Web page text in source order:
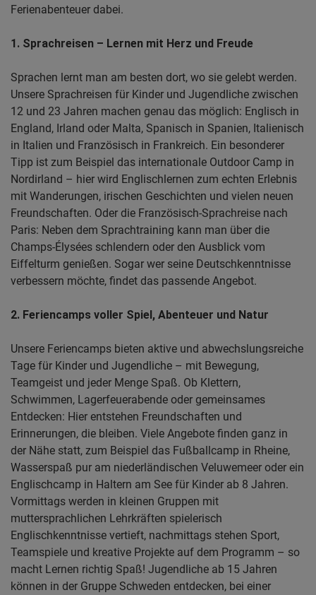
Ferienabenteuer dabei.​
1. Sprachreisen – Lernen mit Herz und Freude
Sprachen lernt man am besten dort, wo sie gelebt werden.
Unsere Sprachreisen für Kinder und Jugendliche zwischen
12 und 23 Jahren machen genau das möglich: Englisch in
England, Irland oder Malta, Spanisch in Spanien, Italienisch
in Italien und Französisch in Frankreich. Ein besonderer
Tipp ist zum Beispiel das internationale Outdoor Camp in
Nordirland – hier wird Englischlernen zum echten Erlebnis
mit Wanderungen, irischen Geschichten und vielen neuen
Freundschaften. Oder die Französisch-Sprachreise nach
Paris: Neben dem Sprachtraining kann man über die
Champs-Élysées schlendern oder den Ausblick vom
Eiffelturm genießen. Sogar wer seine Deutschkenntnisse
verbessern möchte, findet das passende Angebot.
2. Feriencamps voller Spiel, Abenteuer und Natur
Unsere Feriencamps bieten aktive und abwechslungsreiche
Tage für Kinder und Jugendliche – mit Bewegung,
Teamgeist und jeder Menge Spaß. Ob Klettern,
Schwimmen, Lagerfeuerabende oder gemeinsames
Entdecken: Hier entstehen Freundschaften und
Erinnerungen, die bleiben. Viele Angebote finden ganz in
der Nähe statt, zum Beispiel das Fußballcamp in Rheine,
Wasserspaß pur am niederländischen Veluwemeer oder ein
Englischcamp in Haltern am See für Kinder ab 8 Jahren.
Vormittags werden in kleinen Gruppen mit
muttersprachlichen Lehrkräften spielerisch
Englischkenntnisse vertieft, nachmittags stehen Sport,
Teamspiele und kreative Projekte auf dem Programm – so
macht Lernen richtig Spaß! Jugendliche ab 15 Jahren
können in der Gruppe Schweden entdecken, bei einer